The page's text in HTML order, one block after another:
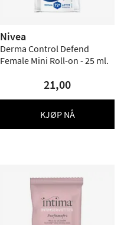
Nivea
Derma Control Defend
Female Mini Roll-on - 25 ml.
21,00
KJØP NÅ